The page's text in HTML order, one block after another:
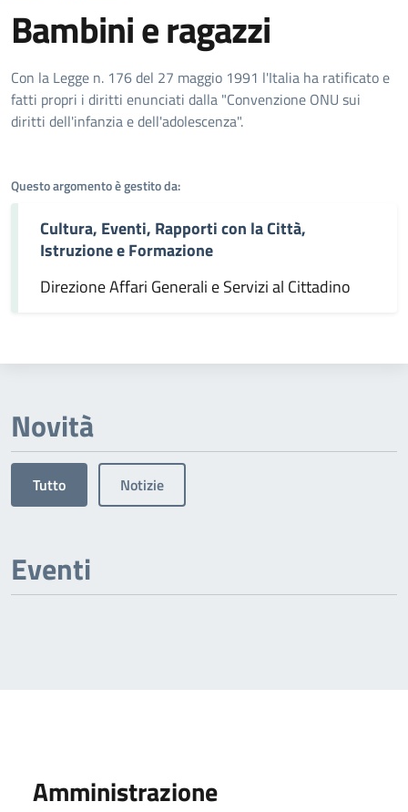
Bambini e ragazzi
Dettagli dell'argomento
Con la Legge n. 176 del 27 maggio 1991 l'Italia ha ratificato e
fatti propri i diritti enunciati dalla "Convenzione ONU sui
diritti dell'infanzia e dell'adolescenza".
Questo argomento è gestito da:
Cultura, Eventi, Rapporti con la Città,
Istruzione e Formazione
Direzione Affari Generali e Servizi al Cittadino
Novità
Tutto Notizie
Eventi
Amministrazione